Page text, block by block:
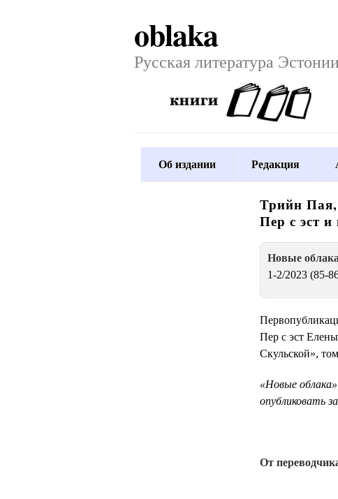
oblaka
Русская литература Эстонии
Об издании Редакция
Трийн
Пер с эст
Новые oблака
1-2/2023 (85-
Пер с эст
Скульской»,‎
«‎Новые
опубликовать
От